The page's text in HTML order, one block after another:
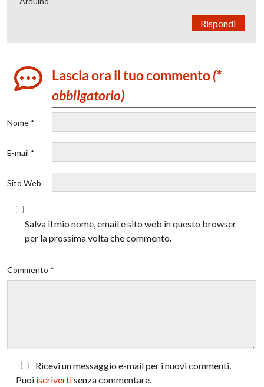
Rispondi
Lascia ora il tuo commento(*
obbligatorio)
Nome *
E-mail *
Sito Web
Salva il mio nome, email e sito web in questo browser
per la prossima volta che commento.
Commento *
Ricevi un messaggio e-mail per i nuovi commenti.
Puoi iscrivertisenza commentare.